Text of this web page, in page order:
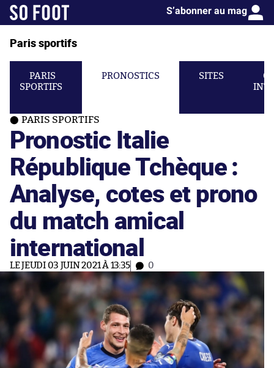
S’abonner au mag
Paris sportifs
PARIS
SPORTIFS
PRONOSTICS SITES
PARIS SPORTIFS
Pronostic Italie
République Tchèque :
Analyse, cotes et prono
du match amical
international
LE JEUDI 03 JUIN 2021 À 13:35 0